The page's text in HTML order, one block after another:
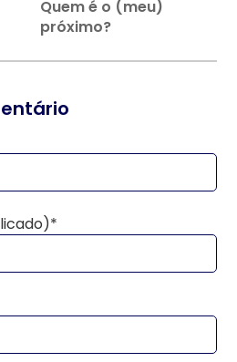
Quem é o (meu)
próximo?